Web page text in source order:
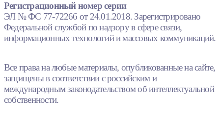
Регистрационный номер серии
ЭЛ № ФС 77-72266 от 24.01.2018. Зарегистрировано
Федеральной службой по надзору в сфере связи,
информационных технологий и массовых коммуникаций.
Все права на любые материалы, опубликованные на сайте,
защищены в соответствии с российским и
международным законодательством об интеллектуальной
собственности.